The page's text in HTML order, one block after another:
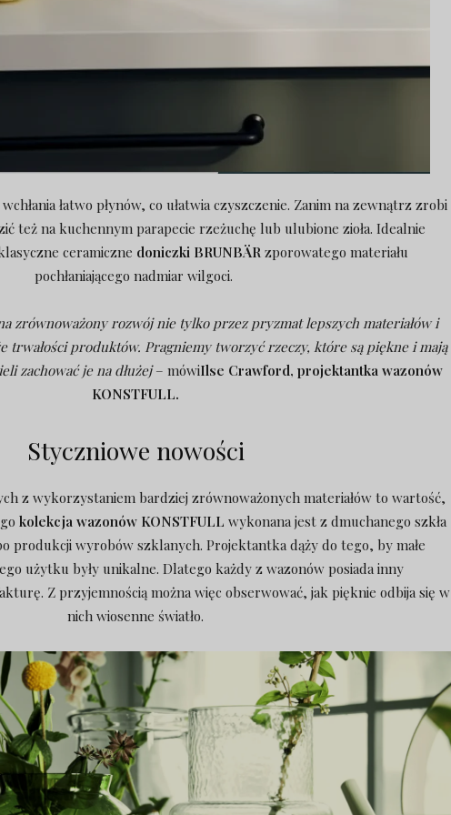
łatwo płynów, co ułatwia czyszczenie. Zanim na zewnątrz zrobi
też na kuchennym parapecie rzeżuchę lub ulubione zioła. Idealnie
ceramiczne doniczki BRUNBÄR zporowatego materiału
pochłaniającego nadmiar wilgoci.
zrównoważony rozwój nie tylko przez pryzmat lepszych materiałów i
trwałości produktów. Pragniemy tworzyć rzeczy, które są piękne i mają
zachować je na dłużej– mówiIlse Crawford, projektantka wazonów
KONSTFULL.
Styczniowe nowości
z wykorzystaniem bardziej zrównoważonych materiałów to wartość,
kolekcja wazonów KONSTFULL wykonana jest z dmuchanego szkła
produkcji wyrobów szklanych. Projektantka dąży do tego, by małe
użytku były unikalne. Dlatego każdy z wazonów posiada inny
Z przyjemnością można więc obserwować, jak pięknie odbija się w
nich wiosenne światło.